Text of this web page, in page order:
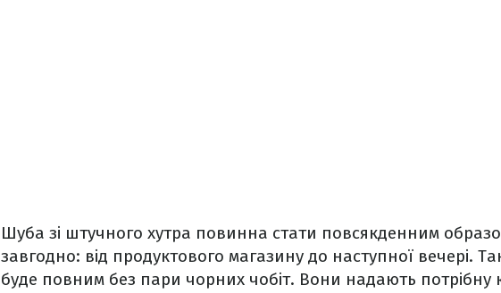
Шуба зі штучного хутра повинна стати повсякденним
завгодно: від продуктового магазину до наступної вечері.
буде повним без пари чорних чобіт. Вони надають потрібну